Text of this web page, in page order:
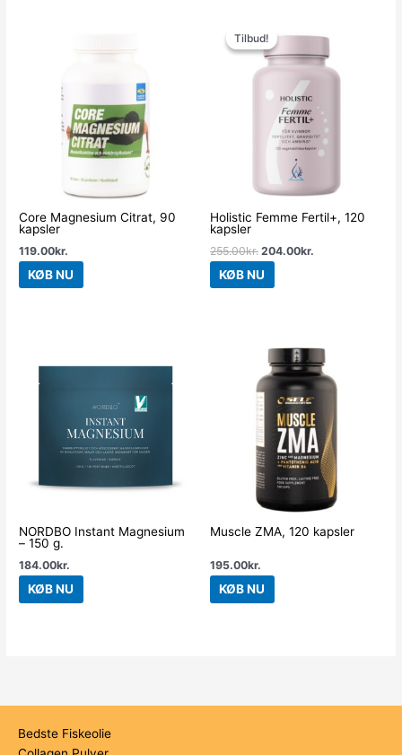
Core Magnesium Citrat, 90
kapsler
119.00kr.
KØB NU
Tilbud!
Tilbud!
Holistic Femme Fertil+, 120
kapsler
255.00kr.
oprindelige
pris
var:
204.00kr.
er:
204.00kr..
KØB NU
NORDBO Instant Magnesium
– 150 g.
184.00kr.
KØB NU
Muscle ZMA, 120 kapsler
195.00kr.
KØB NU
Bedste Fiskeolie